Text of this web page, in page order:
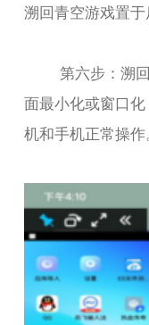
溯回青空游戏置于
第六步：溯
面最小化或窗口
机和手机正常操作。